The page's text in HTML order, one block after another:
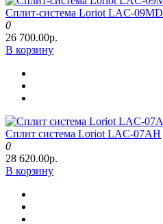
Сплит-система Loriot LAC-09MD
0
26 700.00р.
В корзину
Сплит система Loriot LAC-07AH
0
28 620.00р.
В корзину